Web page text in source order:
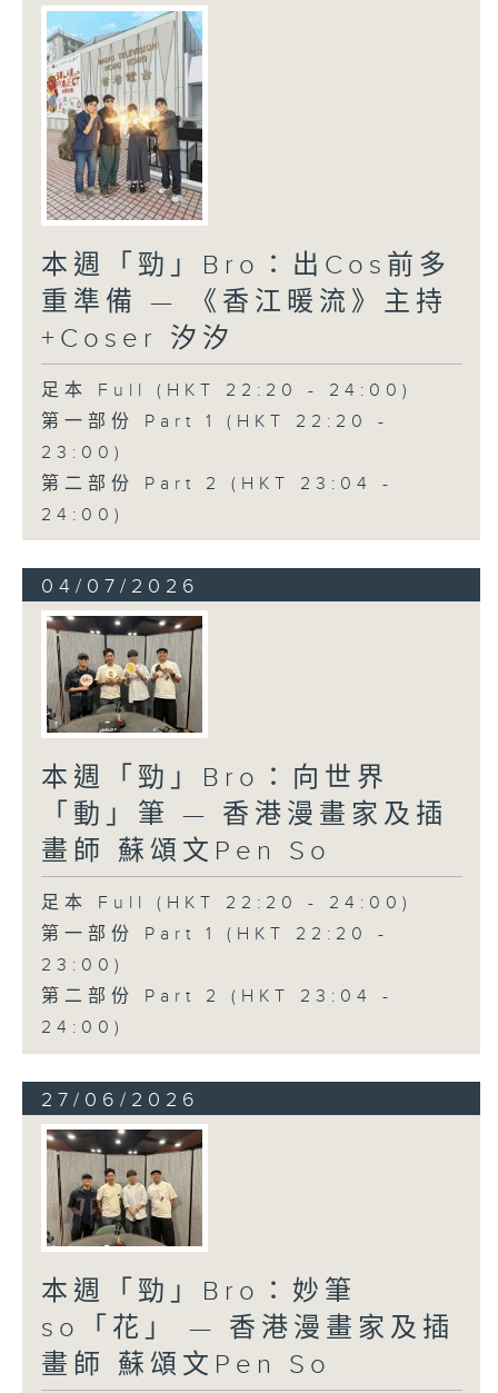
本週「勁」Bro：出Cos前多
重準備 — 《香江暖流》主持
+Coser 汐汐
足本 Full (HKT 22:20 - 24:00)
第一部份 Part 1 (HKT 22:20 -
23:00)
第二部份 Part 2 (HKT 23:04 -
24:00)
04/07/2026
本週「勁」Bro：向世界
「動」筆 — 香港漫畫家及插
畫師 蘇頌文Pen So
足本 Full (HKT 22:20 - 24:00)
第一部份 Part 1 (HKT 22:20 -
23:00)
第二部份 Part 2 (HKT 23:04 -
24:00)
27/06/2026
本週「勁」Bro：妙筆
so「花」 — 香港漫畫家及插
畫師 蘇頌文Pen So